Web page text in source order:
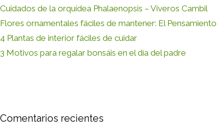
Cuidados de la orquídea Phalaenopsis – Viveros Cambil
Flores ornamentales fáciles de mantener: El Pensamiento
4 Plantas de interior fáciles de cuidar
3 Motivos para regalar bonsáis en el día del padre
Comentarios recientes